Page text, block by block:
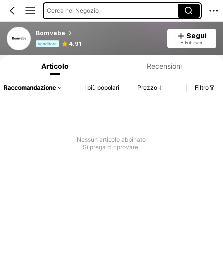
Cerca nel Negozio
Bomvabe
Venditore 4.91
Segui
8 Follower
Articolo Recensioni
Raccomandazione I più popolari Prezzo Filtro
Nessun articolo abbinato
Si prega di riprovare.